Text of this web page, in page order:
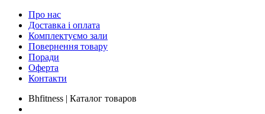
Про нас
Доставка і оплата
Комплектуємо зали
Повернення товару
Поради
Оферта
Контакти
Bhfitness | Каталог товаров